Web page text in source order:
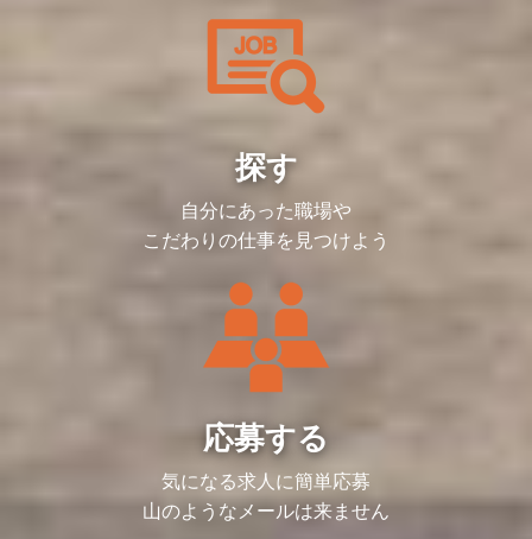
・異なる領域や職務を経験し、スキルを拡
・部門や領域を横断して、事業全体の責任
キャリアパスの正解は一つではありませ
あなたが描きたい成長曲線を、私たちと一
緒に形にしていきましょう。
＜入社後の流れ＞
入社後は全体研修を実施し、会社の理念や
事業内容、各種制度について説明します。
でキャッチアップを進めていただきます。
即戦力としてご活躍いただけるよう、必要
に応じてサポートしますので、不明点や困
りごとは気軽に相談できる環境です。
・記載の勤務場所および会社の指定する場
・事業や所属部門の状況の変化等により、
会社の指示する職務内容へ変更することが
入社後は全体研修を実施し、会社の理念や
事業内容、各種制度について説明します。
その後は、配属部署にて実務を通じたOJT
でキャッチアップを進めていただきます。
即戦力としてご活躍いただけるよう、必要
に応じてサポートしますので、不明点や困
制強化のためです。
＜補足＞
・記載の勤務場所および会社の指定する場
・事業や所属部門の状況の変化等により、
会社の指示する職務内容へ変更することが
・事業や所属部門の状況変化等により、就
業時間を変更することがある
＜将来のキャリアパス＞
同社は一人ひとりの志向や適性を重視して
共にキャリアを築くことを目指しており、
専門職から管理職、さらには異業種への挑
戦まで、多様なキャリアプランを実現する
また、介護・障害福祉事業者向けの
SaaS、ヘルスケア、シニアライフ、海外
事業など、
幅広い領域でBtoB/BtoCの事業を展開して
おり、その数は40を超えます。
そのため、転職せずに多様なビジネスモデ
ャリアを築くことができます。
＜キャリアイメージ＞
・現場での経験を活かし、特定分野で専門
・リーダーシップを発揮し、マネジメント
・異なる領域や職務を経験し、スキルを拡
・部門や領域を横断して、事業全体の責任
キャリアパスの正解は一つではありませ
・（ご経験スキルに応じて）組織マネジメ
ントもお任せいたします
＜仕事のやりがい・働く魅力＞
・新卒採用全般に対し幅広い業務経験を積
むことが可能です。
・人事領域からキャリア事業における経営
戦略に深く関わる事が可能です。
・新卒採用以外にも活かしていける戦略立
案力・企画設計力・実行力が身に付きま
・新卒採用責任者へのキャリアアップ
・キャリア人材開発部内でのグループ異動
（中途採用・人事企画へ）
・コーポレート部門での全社人事（他事業
の採用や労務や人事制度など）へのキャリ
・事業サイド（間接部門・育成や研修など
・HRBPとしてのキャリアアップ
など、ご自身の能力次第で、人事内での拡
張はもちろんのこと、将来のキャリアは
様々な可能性があります。
＜入社後の流れ＞
クリエイティブな業務にも挑戦できます。
ルーティンワークは一部発生するものの、
業務の効率化を進め、会社の成長に直結す
る業務の比率を高めることを目指していま
す。常に事業部門と密接に連携し、最新の
事業状況や課題を共有しながら業務を進め
るため、経理でありながら事業貢献をダイ
レクトに実感できる環境です。
販管経理第一グループでは、売上・請求・
入金といったルーティン業務をこなしなが
ら、事業部から寄せられるさまざまな課題
なって解決へと導く重要な役割を担ってい
経理の知識に加え、部門をまたいだファシ
リテーションを通じて、事業課題の解決に
も貢献していただきます。
また、成長を続ける事業を支え続けるため
には、業務の仕組みや枠組みの整備も欠か
な組織基盤を築いていくことも重要なミッ
ションです。
今回の募集では、こうした業務をリード
し、組織を牽引していただける将来のリー
ダー候補を求めています。
（２）販管経理第二グループ・・・SaaS
事業（カイポケ）に特化した、債権管理・
得意先対応のプロセス設計・運用を担う
（３）経理財務グループ・・・経理財務業
務及び会社横断のプロセス設計・運用を担
である人材紹介サービスを始め、様々な事
業の推進をサポートしつつ、バックオフィ
（５）海外子会社管理グループ・・・海外
子会社の経理・財務オペレーションの改善
を担う
■販管経理第二グループが支えるSaaS事業
（カイポケ）について
サービス品質向上を目的としたサブスクリ
プション型のクラウドサービスであり、具
ど、多岐にわたる機能を提供しています。
30,000を超える介護事業所が利用する、
まさに業界の発展に不可欠なインフラで
す。私たちは、そのサービスを陰ながら支
え、事業部門の皆様が安心してサービスを
提供できる環境づくりに貢献しています。
・調達購買：2名（他、業務委託社員1
・オフィス総務：7名（他、アルバイト社
・ITヘルプデスク：4名（他、業務委託社
コーポレート部門の立場から全社もしくは
複数組織を横断するプロジェクトを推進し
ていただきます。
目下推進している、もしくは推進予定のプ
＜調達購買チーム＞
・全社コストの適正化
└仕入先へのコスト交渉/仕入先変更
└集中購買の実現
└上記をスムーズに行うための仕組みづ
・全社購買物の管理・可視化及び情報基盤
＜オフィス総務チーム＞
・本社・各事業所の移転/レイアウト変更
・従業員の働き方改革×オフィス面積効率
探す
自分にあった職場や
こだわりの仕事を見つけよう
応募する
気になる求人に簡単応募
山のようなメールは来ません